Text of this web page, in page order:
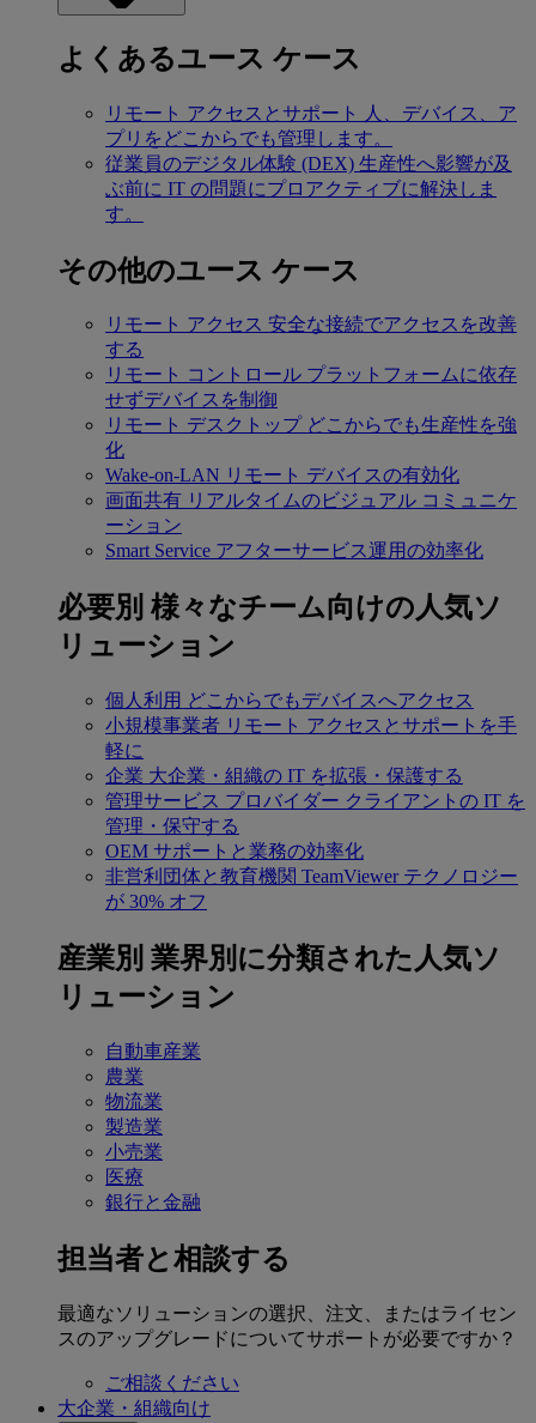
よくあるユース ケース
リモート アクセスとサポート
人、デバイス、ア
プリをどこからでも管理します。
従業員のデジタル体験 (DEX) 生産性へ影響が及
ぶ前に IT の問題にプロアクティブに解決しま
す。
その他のユース ケース
リモート アクセス 安全な接続でアクセスを改善
する
リモート コントロール プラットフォームに依存
せずデバイスを制御
リモート デスクトップ どこからでも生産性を強
化
Wake-on-LAN リモート デバイスの有効化
画面共有 リアルタイムのビジュアル コミュニケ
ーション
Smart Service アフターサービス運用の効率化
必要別 様々なチーム向けの人気ソ
リューション
個人利用 どこからでもデバイスへアクセス
小規模事業者 リモート アクセスとサポートを手
軽に
企業 大企業・組織の IT を拡張・保護する
管理サービス プロバイダー クライアントの IT を
管理・保守する
OEM サポートと業務の効率化
非営利団体と教育機関 TeamViewer テクノロジー
が 30% オフ
産業別 業界別に分類された人気ソ
リューション
自動車産業
農業
物流業
製造業
小売業
医療
銀行と金融
担当者と相談する
最適なソリューションの選択、注文、またはライセン
スのアップグレードについてサポートが必要ですか？
ご相談ください
大企業・組織向け